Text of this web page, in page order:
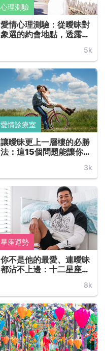
心理測驗
愛情心理測驗：從曖昧對
象選的約會地點，透露他
5k
愛情診療室
讓曖昧更上一層樓的必勝
法：這15個問題能讓你們
3k
星座運勢
你不是他的最愛、連曖昧
都沾不上邊：十二星座都
8k